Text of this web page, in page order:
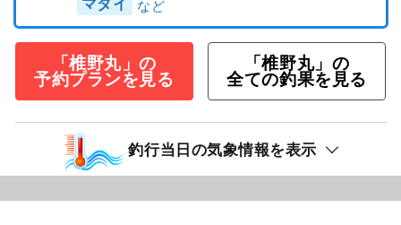
マダイ
「椎野丸」の
予約プランを見る
「椎野丸」の
全ての釣果を見る
釣行当日の気象情報を表示